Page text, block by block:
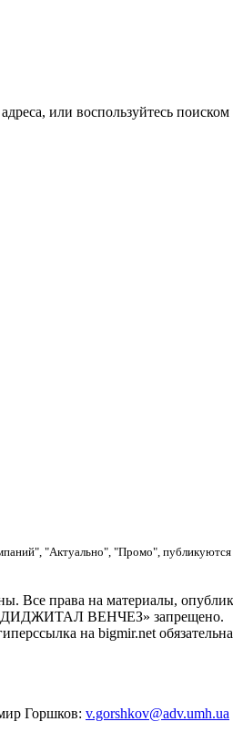
или воспользуйтесь поиском
"Актуально", "Промо", публикуются
права на материалы,
«ДИДЖИТАЛ ВЕНЧЕЗ» запрещено.
на bigmir.net
Горшков: v.gorshkov@adv.umh.ua